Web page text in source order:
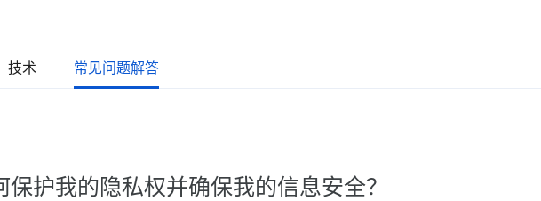
技术 常见问题解答
护我的隐私权并确保我的信息安全？